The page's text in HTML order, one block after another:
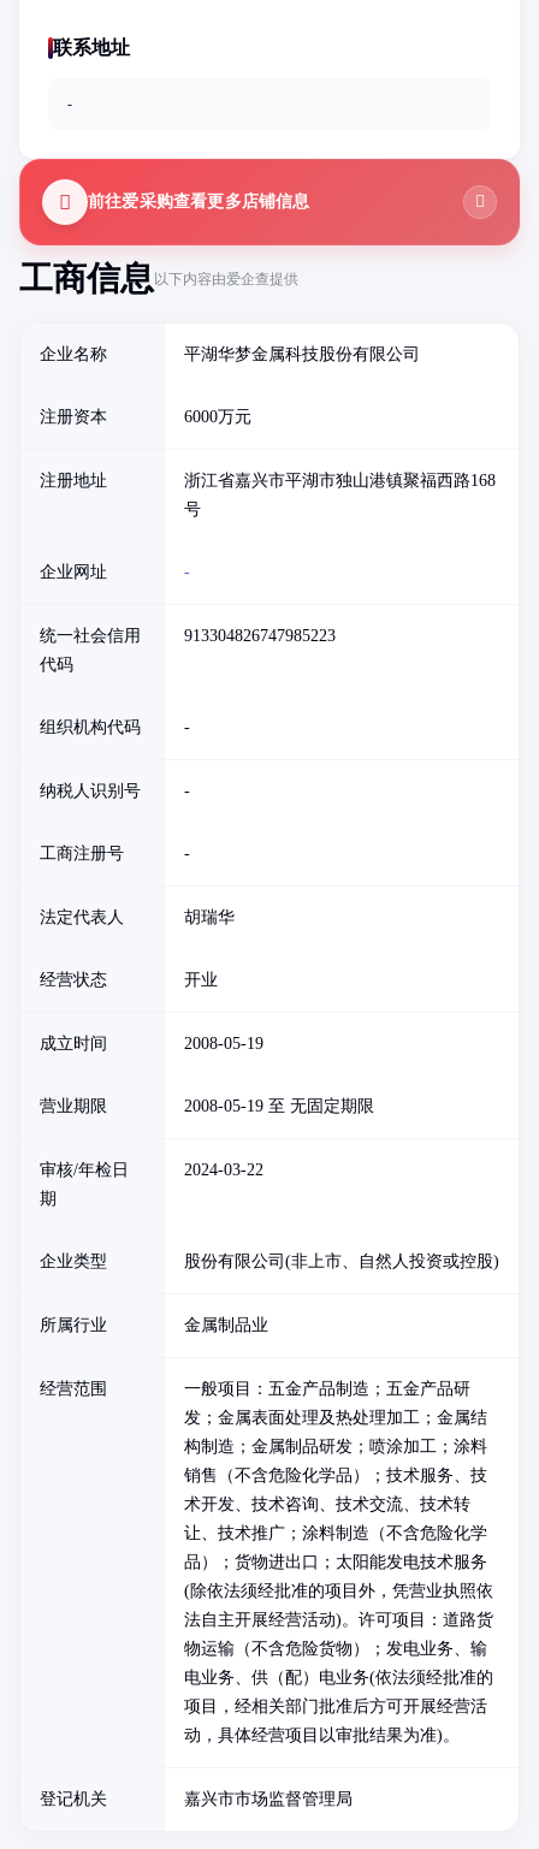
工商信息以下内容由爱企查提供
企业名称 平湖华梦金属科技股份有限公司
注册资本 6000万元
注册地址
浙江省嘉兴市平湖市独山港镇聚福西路168
号
企业网址 -
统一社会信用
代码
913304826747985223
组织机构代码 -
纳税人识别号 -
工商注册号 -
法定代表人 胡瑞华
经营状态 开业
成立时间 2008-05-19
营业期限 2008-05-19 至 无固定期限
审核/年检日
期
2024-03-22
企业类型 股份有限公司(非上市、自然人投资或控股)
所属行业 金属制品业
经营范围
一般项目：五金产品制造；五金产品研
发；金属表面处理及热处理加工；金属结
构制造；金属制品研发；喷涂加工；涂料
销售（不含危险化学品）；技术服务、技
术开发、技术咨询、技术交流、技术转
让、技术推广；涂料制造（不含危险化学
品）；货物进出口；太阳能发电技术服务
(除依法须经批准的项目外，凭营业执照依
法自主开展经营活动)。许可项目：道路货
物运输（不含危险货物）；发电业务、输
电业务、供（配）电业务(依法须经批准的
项目，经相关部门批准后方可开展经营活
动，具体经营项目以审批结果为准)。
登记机关 嘉兴市市场监督管理局
联系地址
-
前往爱采购查看更多店铺信息